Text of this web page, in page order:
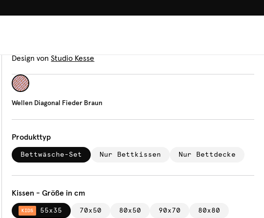
Bettwäsche
Design von Studio Kesse
Wellen Diagonal Fieder Braun
Produkttyp
Bettwäsche-Set Nur Bettkissen Nur Bettdecke
Kissen - Größe in cm
KIDS 55x35 70x50 80x50 90x70 80x80